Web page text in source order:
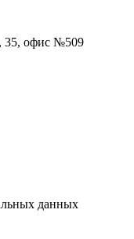
35, офис №509
данных